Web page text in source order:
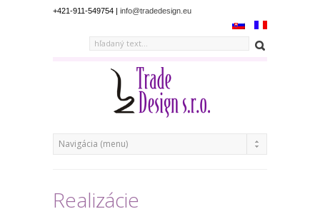
+421-911-549754 | info@tradedesign.eu
Realizácie